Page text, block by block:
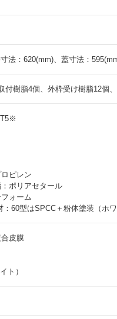
法：620(mm)、蓋寸法：
付樹脂4個、外枠受け樹脂12個
T5※
ピレン
ポリアセタール
ォーム
60型はSPCC＋粉体塗装（ホワ
皮膜
ト）